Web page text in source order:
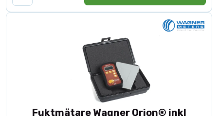
Fuktmätare Wagner Orion® inkl